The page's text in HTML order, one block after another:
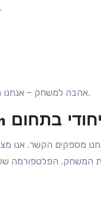
לבנות פלטפורמה שתספק את כל מה שאתם צריכים במקום אחד.
אהבה למשחק – אנחנו חיים ונושמים קריקט, ורוצים לשתף את התשוקה הזו עם כולם.
המשחק. הפלטפורמה